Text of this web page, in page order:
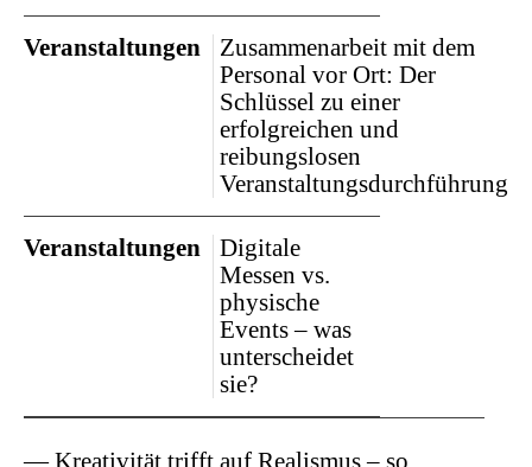
Zusammenarbeit mit dem
Personal vor Ort: Der
Schlüssel zu einer
erfolgreichen und
reibungslosen
Veranstaltungsdurchführung
Veranstaltungen
Digitale
Messen vs.
physische
Events – was
unterscheidet
sie?
Veranstaltungen